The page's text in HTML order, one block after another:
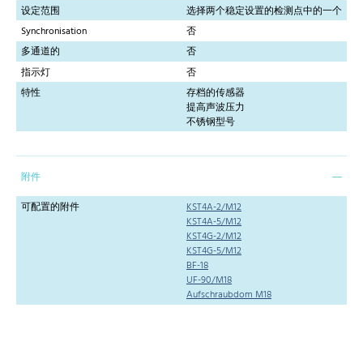
设定范围
选择两个稳定设置的检测点中的一个
Synchronisation
否
多通道的
否
指示灯
否
特性
存档的传感器
提高声波压力
不锈钢型号
附件
可配置的附件
KST4A-2/M12
KST4A-5/M12
KST4G-2/M12
KST4G-5/M12
BF-18
UF-90/M18
Aufschraubdom M18